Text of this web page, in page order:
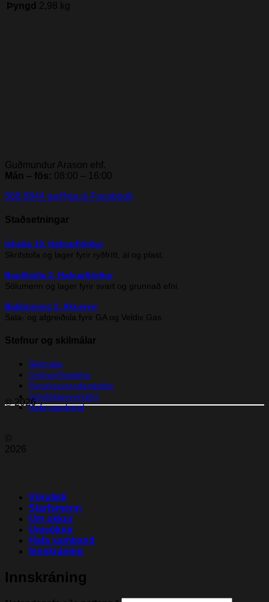
Þyngd 2,98 kg
Guðmundur Arason ehf.
Mán – fös: 08:00 – 16:00
568 6844 ga@ga.is Facebook
Staðsetningar
Íshella 10, Hafnarfjörður
Skrifstofa og lager fyrir ryðfrítt, ál og plast.
Rauðhella 2, Hafnarfjörður
Sölumenn og lager fyrir svart og grunnað efni.
Baldursnes 2, Akureyri
Sala- og afgreiðsla fyrir GA og Veldix Gas
Stefnur og skilmálar
Skilmálar
Umhverfisstefna
Persónuverndarstefna
Samfélagsverkefni
Hafa samband
© 2026
©
2026
Vörulisti
Starfsmenn
Um okkur
Umsóknir
Hafa samband
Innskráning
Innskráning